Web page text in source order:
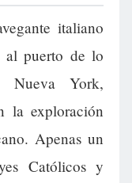
italiano
al puerto de lo
Nueva York,
la exploración
Apenas un
Católicos y